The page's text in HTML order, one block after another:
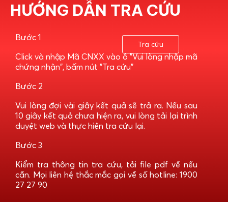
Tra cứu
HƯỚNG DẪN TRA CỨU
Bước 1
Click và nhập Mã CNXX vào ô "Vui lòng nhập mã
chứng nhận", bấm nút "Tra cứu"
Bước 2
Vui lòng đợi vài giây kết quả sẽ trả ra. Nếu sau
10 giây kết quả chưa hiện ra, vui lòng tải lại trình
duyệt web và thực hiện tra cứu lại.
Bước 3
Kiểm tra thông tin tra cứu, tải file pdf về nếu
cần. Mọi liên hệ thắc mắc gọi về số hotline: 1900
27 27 90